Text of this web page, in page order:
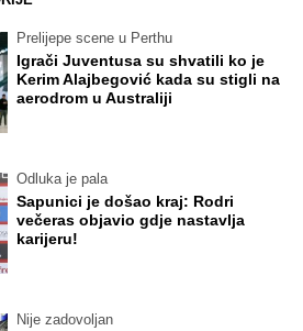
Prelijepe scene u Perthu
Igrači Juventusa su shvatili ko je
Kerim Alajbegović kada su stigli na
aerodrom u Australiji
Odluka je pala
Sapunici je došao kraj: Rodri
večeras objavio gdje nastavlja
karijeru!
Nije zadovoljan